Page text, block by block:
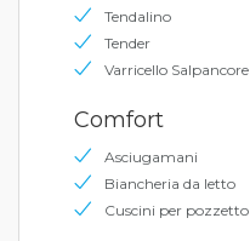
Tendalino
Tender
Varricello Salpancore
Comfort
Asciugamani
Biancheria da letto
Cuscini per pozzetto